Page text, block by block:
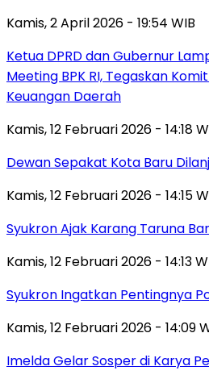
Kamis, 2 April 2026 - 19:54 WIB
Ketua DPRD dan Gubernur
Meeting BPK RI, Tegaskan
Keuangan Daerah
Kamis, 12 Februari 2026 - 14:18
Dewan Sepakat Kota Baru
Kamis, 12 Februari 2026 - 14:15
Syukron Ajak Karang Taruna
Kamis, 12 Februari 2026 - 14:13
Syukron Ingatkan Pentingnya
Kamis, 12 Februari 2026 - 14:09
Imelda Gelar Sosper di Karya